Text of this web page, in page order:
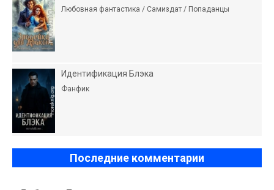
Любовная фантастика / Самиздат / Попаданцы
Идентификация Блэка
Фанфик
Последние комментарии